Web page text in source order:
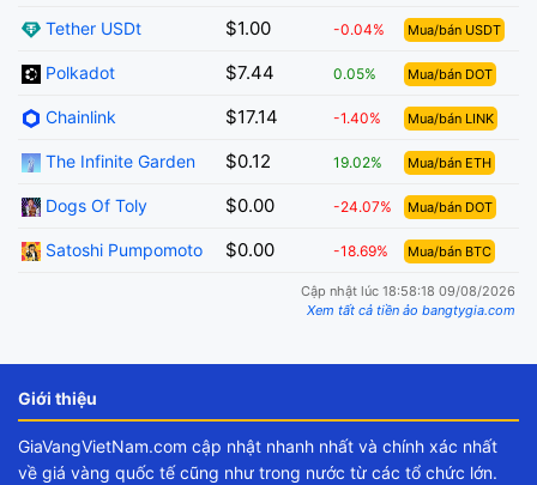
Tether USDt $1.00 -0.04% Mua/bán USDT
Polkadot $7.44 0.05% Mua/bán DOT
Chainlink $17.14 -1.40% Mua/bán LINK
The Infinite Garden $0.12 19.02% Mua/bán ETH
Dogs Of Toly $0.00 -24.07% Mua/bán DOT
Satoshi Pumpomoto $0.00 -18.69% Mua/bán BTC
Cập nhật lúc 18:58:18 09/08/2026
Xem tất cả tiền ảo bangtygia.com
Giới thiệu
GiaVangVietNam.com cập nhật nhanh nhất và chính xác nhất
về giá vàng quốc tế cũng như trong nước từ các tổ chức lớn.